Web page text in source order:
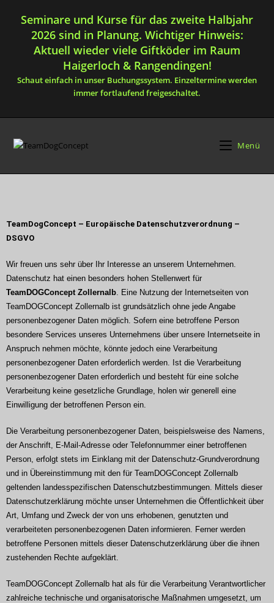
Seminare und Kurse für das zweite Halbjahr
2026 sind in Planung. Wichtiger Hinweis:
Aktuell wieder viele Giftköder im Raum
Haigerloch & Rangendingen!
Schaut einfach in unser Buchungssystem. Einzeltermine werden
immer fortlaufend freigeschaltet.
Menü
TeamDogConcept – Europäische Datenschutzverordnung –
DSGVO
Wir freuen uns sehr über Ihr Interesse an unserem Unternehmen.
Datenschutz hat einen besonders hohen Stellenwert für
TeamDOGConcept Zollernalb. Eine Nutzung der Internetseiten von
TeamDOGConcept Zollernalb ist grundsätzlich ohne jede Angabe
personenbezogener Daten möglich. Sofern eine betroffene Person
besondere Services unseres Unternehmens über unsere Internetseite in
Anspruch nehmen möchte, könnte jedoch eine Verarbeitung
personenbezogener Daten erforderlich werden. Ist die Verarbeitung
personenbezogener Daten erforderlich und besteht für eine solche
Verarbeitung keine gesetzliche Grundlage, holen wir generell eine
Einwilligung der betroffenen Person ein.
Die Verarbeitung personenbezogener Daten, beispielsweise des Namens,
der Anschrift, E-Mail-Adresse oder Telefonnummer einer betroffenen
Person, erfolgt stets im Einklang mit der Datenschutz-Grundverordnung
und in Übereinstimmung mit den für TeamDOGConcept Zollernalb
geltenden landesspezifischen Datenschutzbestimmungen. Mittels dieser
Datenschutzerklärung möchte unser Unternehmen die Öffentlichkeit über
Art, Umfang und Zweck der von uns erhobenen, genutzten und
verarbeiteten personenbezogenen Daten informieren. Ferner werden
betroffene Personen mittels dieser Datenschutzerklärung über die ihnen
zustehenden Rechte aufgeklärt.
TeamDOGConcept Zollernalb hat als für die Verarbeitung Verantwortlicher
zahlreiche technische und organisatorische Maßnahmen umgesetzt, um